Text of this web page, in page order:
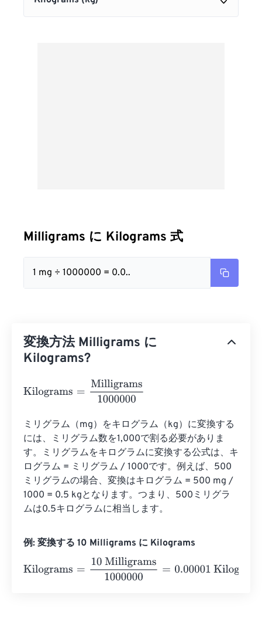
Milligrams に Kilograms 式
1 mg ÷ 1000000 = 0.0..
変換方法 Milligrams に
Kilograms?
Kilograms Milligrams1000000
ミリグラム（mg）をキログラム（kg）に変換する
には、ミリグラム数を1,000で割る必要がありま
す。ミリグラムをキログラムに変換する公式は、キ
ログラム = ミリグラム / 1000です。例えば、500
ミリグラムの場合、変換はキログラム = 500 mg /
1000 = 0.5 kgとなります。つまり、500ミリグラ
ムは0.5キログラムに相当します。
例: 変換する 10 Milligrams に Kilograms
Kilograms
10 Milligrams1000000 0.00001 Kilograms